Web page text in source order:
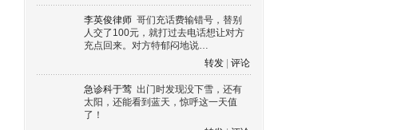
李英俊律师 哥们充话费输错号，替别
人交了100元，就打过去电话想让对方
充点回来。对方特郁闷地说…
转发
评论
急诊科于莺 出门时发现没下雪，还有
太阳，还能看到蓝天，惊呼这一天值
了！